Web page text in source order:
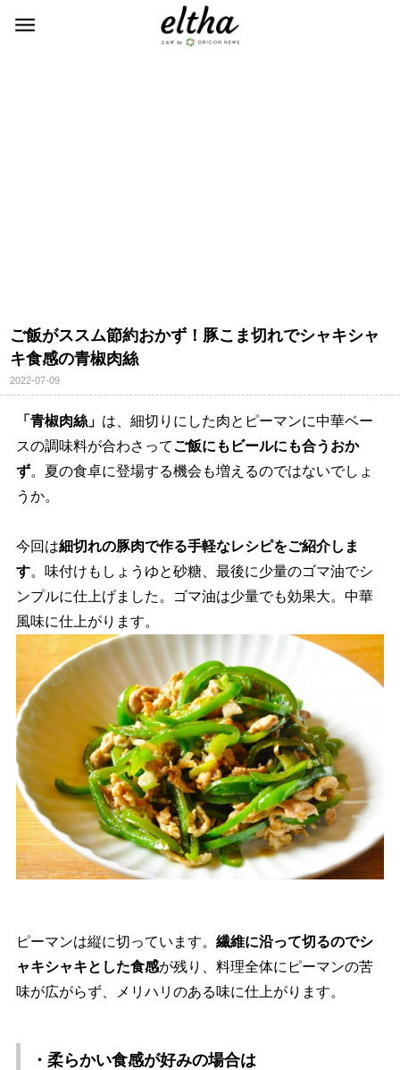
ご飯がススム節約おかず！豚こま切れでシャキシャ
キ食感の青椒肉絲
2022-07-09
「青椒肉絲」 は、細切りにした肉とピーマンに中華ベー
スの調味料が合わさってご飯にもビールにも合うおか
ず。夏の食卓に登場する機会も増えるのではないでしょ
うか。
今回は細切れの豚肉で作る手軽なレシピをご紹介しま
す。味付けもしょうゆと砂糖、最後に少量のゴマ油でシ
ンプルに仕上げました。ゴマ油は少量でも効果大。中華
風味に仕上がります。
ピーマンは縦に切っています。 繊維に沿って切るのでシ
ャキシャキとした食感が残り、料理全体にピーマンの苦
味が広がらず、メリハリのある味に仕上がります。
・柔らかい食感が好みの場合は